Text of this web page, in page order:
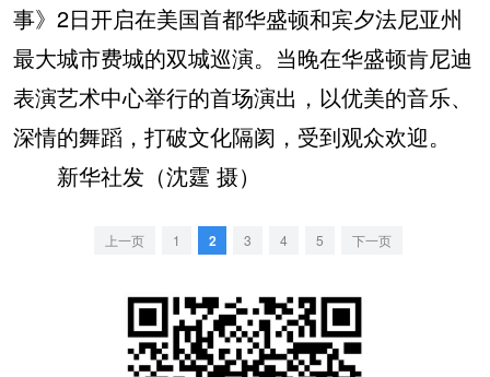
事》2日开启在美国首都华盛顿和宾夕法尼亚州
最大城市费城的双城巡演。当晚在华盛顿肯尼迪
表演艺术中心举行的首场演出，以优美的音乐、
深情的舞蹈，打破文化隔阂，受到观众欢迎。
新华社发（沈霆 摄）
上一页 1 2 3 4 5 下一页